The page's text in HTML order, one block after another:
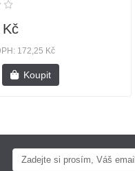
172,25 Kč
Koupit